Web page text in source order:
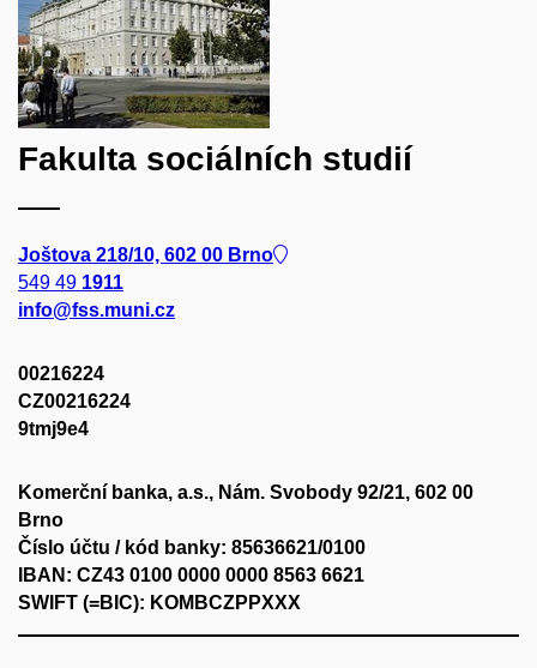
Fakulta sociálních studií
Joštova 218/10, 602 00 Brno
549 49 1911
info@fss.muni.cz
00216224
CZ00216224
9tmj9e4
Komerční banka, a.s., Nám. Svobody 92/21, 602 00
Brno
Číslo účtu / kód banky: 85636621/0100
IBAN: CZ43 0100 0000 0000 8563 6621
SWIFT (=BIC): KOMBCZPPXXX